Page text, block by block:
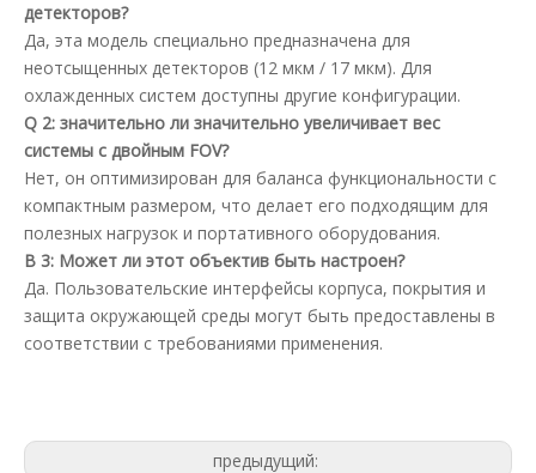
детекторов?
Да, эта модель специально предназначена для
неотсыщенных детекторов (12 мкм / 17 мкм). Для
охлажденных систем доступны другие конфигурации.
Q 2: значительно ли значительно увеличивает вес
системы с двойным FOV?
Нет, он оптимизирован для баланса функциональности с
компактным размером, что делает его подходящим для
полезных нагрузок и портативного оборудования.
В 3: Может ли этот объектив быть настроен?
Да. Пользовательские интерфейсы корпуса, покрытия и
защита окружающей среды могут быть предоставлены в
соответствии с требованиями применения.
предыдущий: